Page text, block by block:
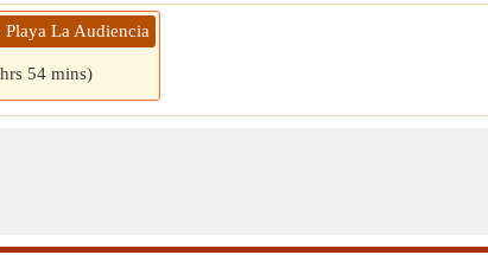
La Audiencia
54 mins)